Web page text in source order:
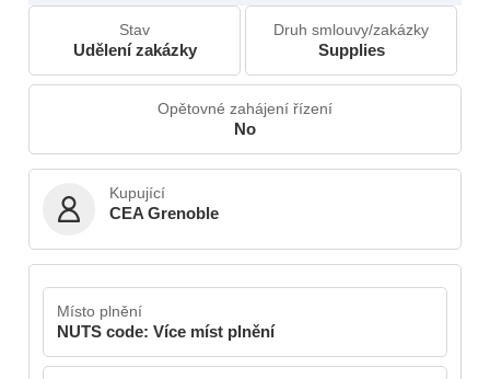
Stav
Udělení zakázky
Druh smlouvy/zakázky
Supplies
Opětovné zahájení řízení
No
Kupující
CEA Grenoble
Místo plnění
NUTS code: Více míst plnění